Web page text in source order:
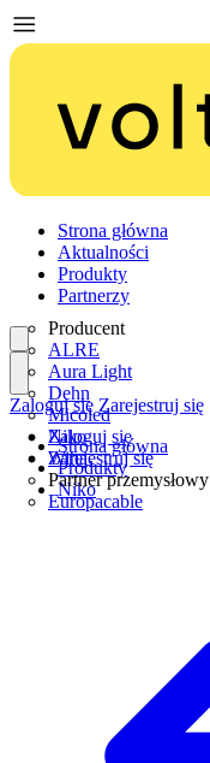
Strona główna
Aktualności
Produkty
Partnerzy
Producent
ALRE
Aura Light
Dehn
Micoled
Niko
Wiha
Partner przemysłowy
Europacable
Zaloguj się
Zarejestruj się
Zaloguj się Zarejestruj się
Strona główna
Produkty
Niko